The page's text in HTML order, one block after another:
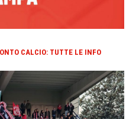
CALCIO: TUTTE LE INFO